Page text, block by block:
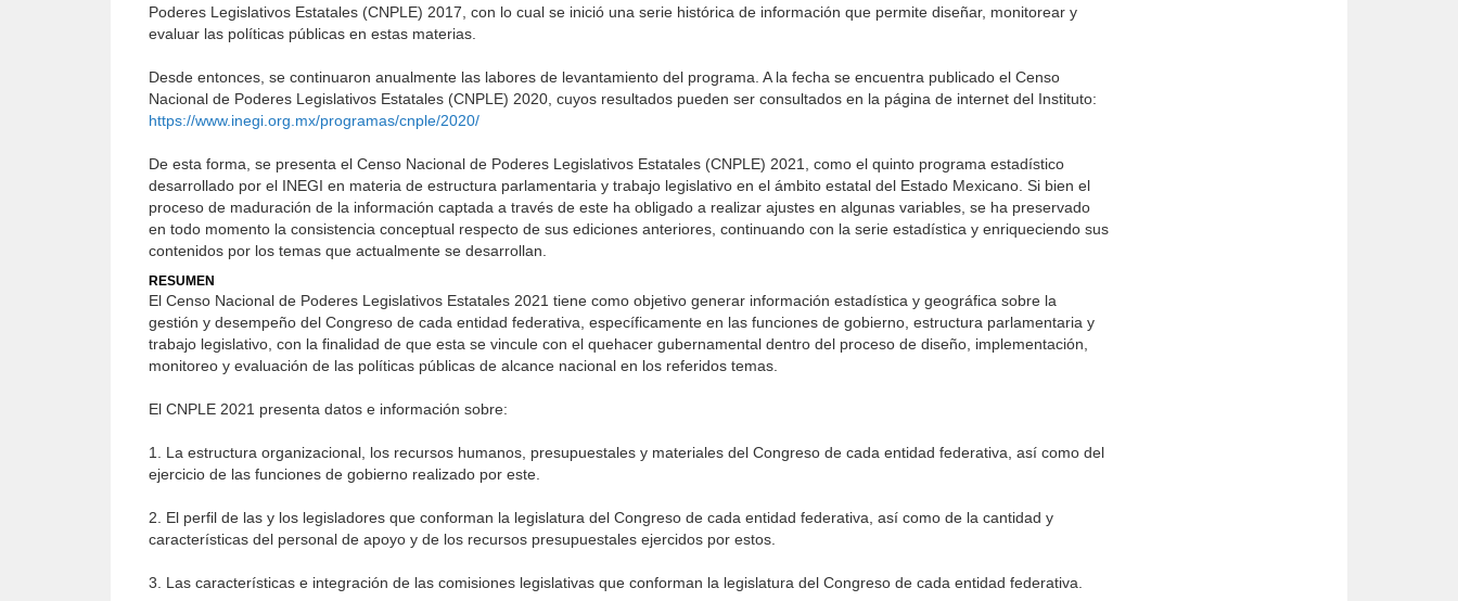
Poderes Legislativos Estatales (CNPLE) 2017, con lo cual se inició una serie histórica de información que permite diseñar, monitorear y
evaluar las políticas públicas en estas materias.
Desde entonces, se continuaron anualmente las labores de levantamiento del programa. A la fecha se encuentra publicado el Censo
Nacional de Poderes Legislativos Estatales (CNPLE) 2020, cuyos resultados pueden ser consultados en la página de internet del Instituto:
https://www.inegi.org.mx/programas/cnple/2020/
De esta forma, se presenta el Censo Nacional de Poderes Legislativos Estatales (CNPLE) 2021, como el quinto programa estadístico
desarrollado por el INEGI en materia de estructura parlamentaria y trabajo legislativo en el ámbito estatal del Estado Mexicano. Si bien el
proceso de maduración de la información captada a través de este ha obligado a realizar ajustes en algunas variables, se ha preservado
en todo momento la consistencia conceptual respecto de sus ediciones anteriores, continuando con la serie estadística y enriqueciendo sus
contenidos por los temas que actualmente se desarrollan.
RESUMEN
El Censo Nacional de Poderes Legislativos Estatales 2021 tiene como objetivo generar información estadística y geográfica sobre la
gestión y desempeño del Congreso de cada entidad federativa, específicamente en las funciones de gobierno, estructura parlamentaria y
trabajo legislativo, con la finalidad de que esta se vincule con el quehacer gubernamental dentro del proceso de diseño, implementación,
monitoreo y evaluación de las políticas públicas de alcance nacional en los referidos temas.
El CNPLE 2021 presenta datos e información sobre:
1. La estructura organizacional, los recursos humanos, presupuestales y materiales del Congreso de cada entidad federativa, así como del
ejercicio de las funciones de gobierno realizado por este.
2. El perfil de las y los legisladores que conforman la legislatura del Congreso de cada entidad federativa, así como de la cantidad y
características del personal de apoyo y de los recursos presupuestales ejercidos por estos.
3. Las características e integración de las comisiones legislativas que conforman la legislatura del Congreso de cada entidad federativa.